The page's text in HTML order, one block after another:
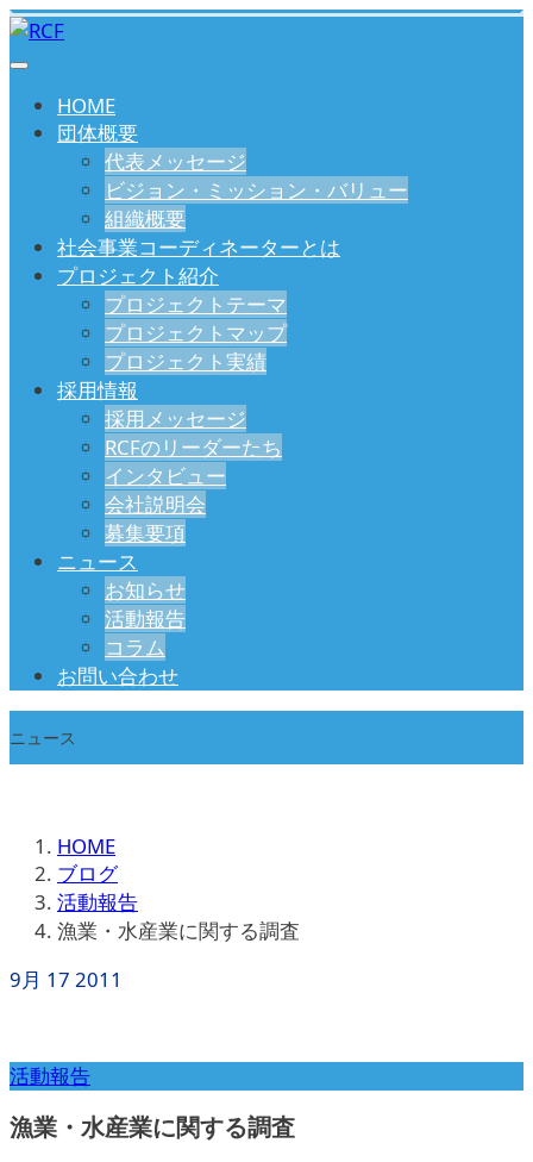
HOME
団体概要
代表メッセージ
ビジョン・ミッション・バリュー
組織概要
社会事業コーディネーターとは
プロジェクト紹介
プロジェクトテーマ
プロジェクトマップ
プロジェクト実績
採用情報
採用メッセージ
RCFのリーダーたち
インタビュー
会社説明会
募集要項
ニュース
お知らせ
活動報告
コラム
お問い合わせ
ニュース
HOME
ブログ
活動報告
漁業・水産業に関する調査
9月 17 2011
活動報告
漁業・水産業に関する調査